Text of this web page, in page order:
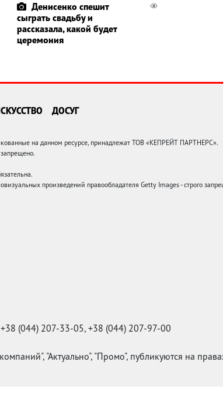
Денисенко спешит
сыграть свадьбу и
рассказала, какой будет
церемония
ДОСУГ
на данном ресурсе, принадлежат ТОВ «КЕПРЕЙТ ПАРТНЕРС».
произведений правообладателя Getty Images - строго
+38 (044) 207-33-05, +38 (044) 207-97-00
"Актуально", "Промо", публикуются на